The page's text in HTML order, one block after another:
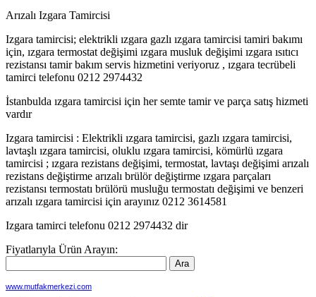
Arızalı Izgara Tamircisi
Izgara tamircisi; elektrikli ızgara gazlı ızgara tamircisi tamiri bakımı
için, ızgara termostat değişimi ızgara musluk değişimi ızgara ısıtıcı
rezistansı tamir bakım servis hizmetini veriyoruz , ızgara tecrübeli
tamirci telefonu 0212 2974432
İstanbulda ızgara tamircisi için her semte tamir ve parça satış hizmeti
vardır
Izgara tamircisi : Elektrikli ızgara tamircisi, gazlı ızgara tamircisi,
lavtaşlı ızgara tamircisi, oluklu ızgara tamircisi, kömürlü ızgara
tamircisi ; ızgara rezistans değişimi, termostat, lavtaşı değişimi arızalı
rezistans değiştirme arızalı brülör değiştirme ızgara parçaları
rezistansı termostatı brülörü musluğu termostatı değişimi ve benzeri
arızalı ızgara tamircisi için arayınız 0212 3614581
Izgara tamirci telefonu 0212 2974432 dir
Fiyatlarıyla Ürün Arayın:
www.mutfakmerkezi.com